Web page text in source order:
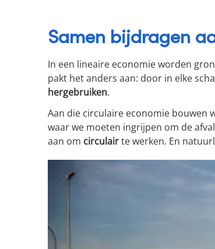
Samen bijdragen
In een lineaire economie worden
pakt het anders aan: door in elke
hergebruiken.
Aan die circulaire economie bouwen
waar we moeten ingrijpen om de
aan om circulairte werken. En